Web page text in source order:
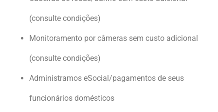
(consulte condições)
Monitoramento por câmeras sem custo adicional
(consulte condições)
Administramos eSocial/pagamentos de seus
funcionários domésticos